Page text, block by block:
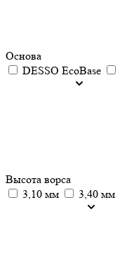
Основа
DESSO EcoBase
Высота ворса
3,10 мм
3,40 мм